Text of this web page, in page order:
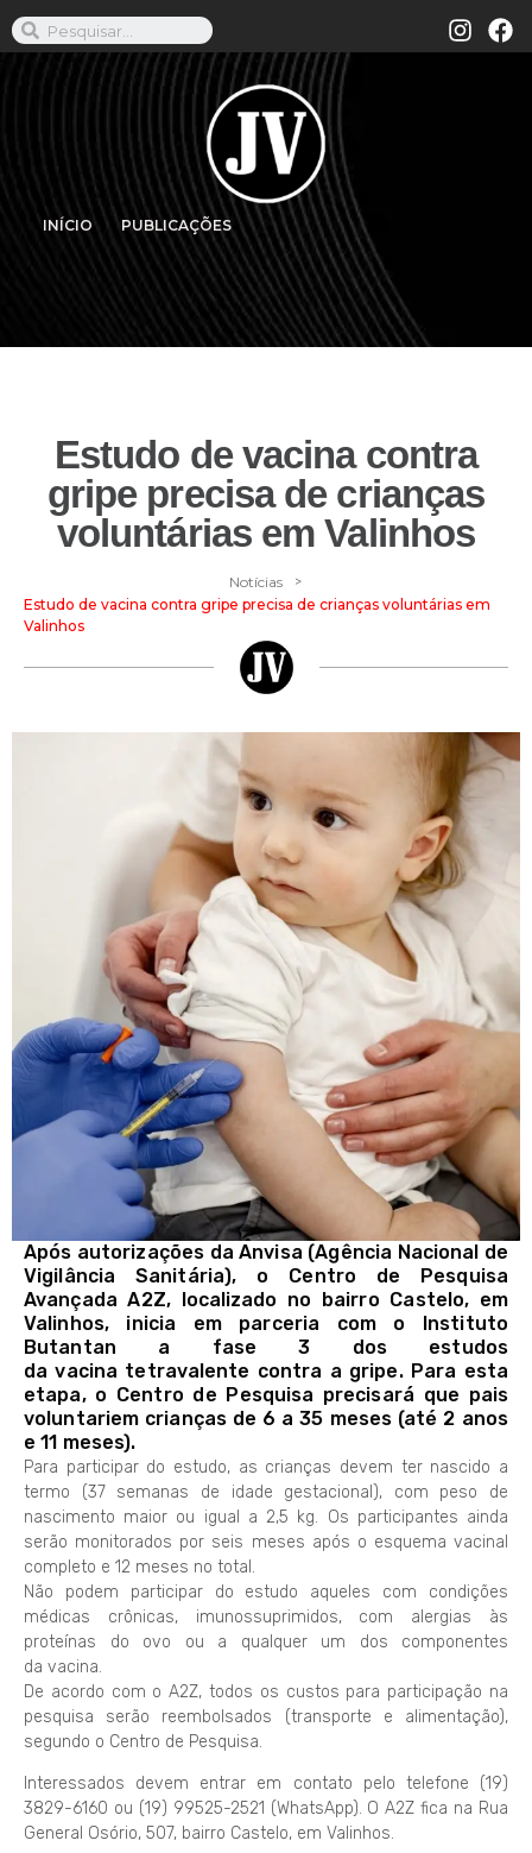
INÍCIO PUBLICAÇÕES
Estudo de vacina contra
gripe precisa de crianças
voluntárias em Valinhos
Notícias >
Estudo de vacina contra gripe precisa de crianças voluntárias em
Valinhos
Após autorizações da Anvisa (Agência Nacional de
Vigilância Sanitária), o Centro de Pesquisa
Avançada A2Z, localizado no bairro Castelo, em
Valinhos, inicia em parceria com o Instituto
Butantan a fase 3 dos estudos
da vacina tetravalente contra a gripe. Para esta
etapa, o Centro de Pesquisa precisará que pais
voluntariem crianças de 6 a 35 meses (até 2 anos
e 11 meses).
Para participar do estudo, as crianças devem ter nascido a
termo (37 semanas de idade gestacional), com peso de
nascimento maior ou igual a 2,5 kg. Os participantes ainda
serão monitorados por seis meses após o esquema vacinal
completo e 12 meses no total.
Não podem participar do estudo aqueles com condições
médicas crônicas, imunossuprimidos, com alergias às
proteínas do ovo ou a qualquer um dos componentes
da vacina.
De acordo com o A2Z, todos os custos para participação na
pesquisa serão reembolsados (transporte e alimentação),
segundo o Centro de Pesquisa.
Interessados devem entrar em contato pelo telefone (19)
3829-6160 ou (19) 99525-2521 (WhatsApp). O A2Z fica na Rua
General Osório, 507, bairro Castelo, em Valinhos.